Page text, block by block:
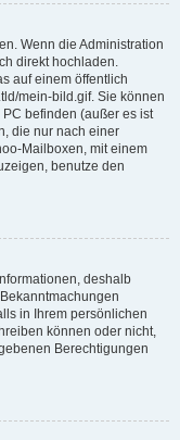
Wenn die Administration
direkt hochladen.
auf einem öffentlich
mein-bild.gif. Sie können
befinden (außer es ist
die nur nach einer
Mailboxen, mit einem
benutze den
deshalb
in Ihrem persönlichen
können oder nicht,
Berechtigungen